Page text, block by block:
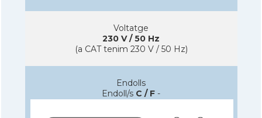
Voltatge
230 V / 50 Hz
(a CAT tenim 230 V / 50 Hz)
Endolls
Endoll/s C / F -